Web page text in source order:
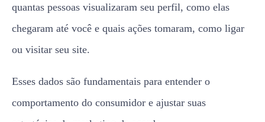
quantas pessoas visualizaram seu perfil, como elas
chegaram até você e quais ações tomaram, como ligar
ou visitar seu site.
Esses dados são fundamentais para entender o
comportamento do consumidor e ajustar suas